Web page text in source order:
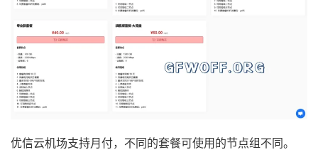
优信云机场支持月付，不同的套餐可使用的节点组不同。